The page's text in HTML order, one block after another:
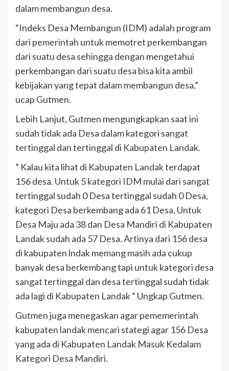
dalam membangun desa.
“Indeks Desa Membangun (IDM) adalah program
dari pemerintah untuk memotret perkembangan
dari suatu desa sehingga dengan mengetahui
perkembangan dari suatu desa bisa kita ambil
kebijakan yang tepat dalam membangun desa,”
ucap Gutmen.
Lebih Lanjut, Gutmen mengungkapkan saat ini
sudah tidak ada Desa dalam kategori sangat
tertinggal dan tertinggal di Kabupaten Landak.
” Kalau kita lihat di Kabupaten Landak terdapat
156 desa. Untuk 5 kategori IDM mulai dari sangat
tertinggal sudah 0 Desa tertinggal sudah 0 Desa,
kategori Desa berkembang ada 61 Desa, Untuk
Desa Maju ada 38 dan Desa Mandiri di Kabupaten
Landak sudah ada 57 Desa. Artinya dari 156 desa
di kabupaten lndak memang masih ada cukup
banyak desa berkembang tapi untuk kategori desa
sangat tertinggal dan desa tertinggal sudah tidak
ada lagi di Kabupaten Landak ” Ungkap Gutmen.
Gutmen juga menegaskan agar pememerintah
kabupaten landak mencari stategi agar 156 Desa
yang ada di Kabupaten Landak Masuk Kedalam
Kategori Desa Mandiri.